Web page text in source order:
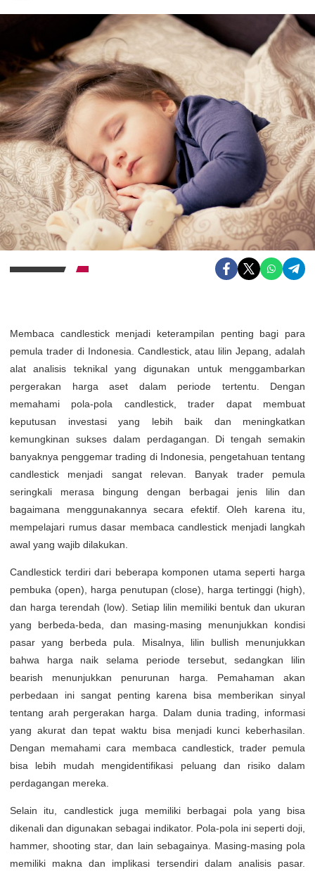
Membaca candlestick menjadi keterampilan penting bagi para
pemula trader di Indonesia. Candlestick, atau lilin Jepang, adalah
alat analisis teknikal yang digunakan untuk menggambarkan
pergerakan harga aset dalam periode tertentu. Dengan
memahami pola-pola candlestick, trader dapat membuat
keputusan investasi yang lebih baik dan meningkatkan
kemungkinan sukses dalam perdagangan. Di tengah semakin
banyaknya penggemar trading di Indonesia, pengetahuan tentang
candlestick menjadi sangat relevan. Banyak trader pemula
seringkali merasa bingung dengan berbagai jenis lilin dan
bagaimana menggunakannya secara efektif. Oleh karena itu,
mempelajari rumus dasar membaca candlestick menjadi langkah
awal yang wajib dilakukan.
Candlestick terdiri dari beberapa komponen utama seperti harga
pembuka (open), harga penutupan (close), harga tertinggi (high),
dan harga terendah (low). Setiap lilin memiliki bentuk dan ukuran
yang berbeda-beda, dan masing-masing menunjukkan kondisi
pasar yang berbeda pula. Misalnya, lilin bullish menunjukkan
bahwa harga naik selama periode tersebut, sedangkan lilin
bearish menunjukkan penurunan harga. Pemahaman akan
perbedaan ini sangat penting karena bisa memberikan sinyal
tentang arah pergerakan harga. Dalam dunia trading, informasi
yang akurat dan tepat waktu bisa menjadi kunci keberhasilan.
Dengan memahami cara membaca candlestick, trader pemula
bisa lebih mudah mengidentifikasi peluang dan risiko dalam
perdagangan mereka.
Selain itu, candlestick juga memiliki berbagai pola yang bisa
dikenali dan digunakan sebagai indikator. Pola-pola ini seperti doji,
hammer, shooting star, dan lain sebagainya. Masing-masing pola
memiliki makna dan implikasi tersendiri dalam analisis pasar.